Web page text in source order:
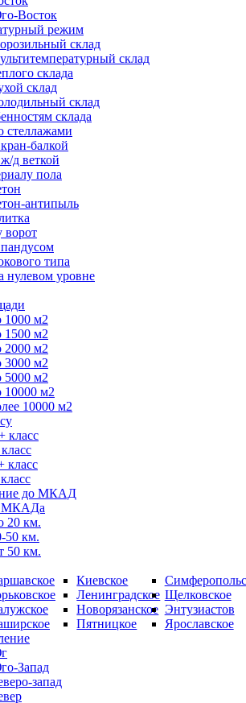
Восток
режим
склад
склад
склада
склад
склад
склада
стеллажами
балкой
д веткой
пола
антипыль
ворот
типа
нулевом уровне
1000 м2
1500 м2
2000 м2
3000 м2
5000 м2
10000 м2
10000 м2
класс
класс
до МКАД
20 км.
50 км.
50 км.
Киевское
Ленинградское
Новорязанское
Пятницкое
Щелковское
Энтузиастов
Ярославское
Запад
запад